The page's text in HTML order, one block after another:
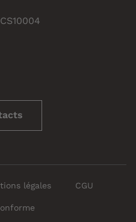
légales CGU